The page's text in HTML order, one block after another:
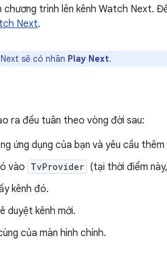
chương trình lên kênh Watch Next.
Next.
sẽ có nhãn Play Next.
ra đều tuân theo vòng đời sau:
ứng dụng của bạn và yêu cầu
vào TvProvider (tại thời điểm
kênh đó.
duyệt kênh mới.
của màn hình chính.